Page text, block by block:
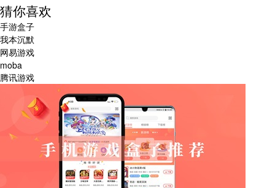
猜你喜欢
手游盒子
我本沉默
网易游戏
moba
腾讯游戏